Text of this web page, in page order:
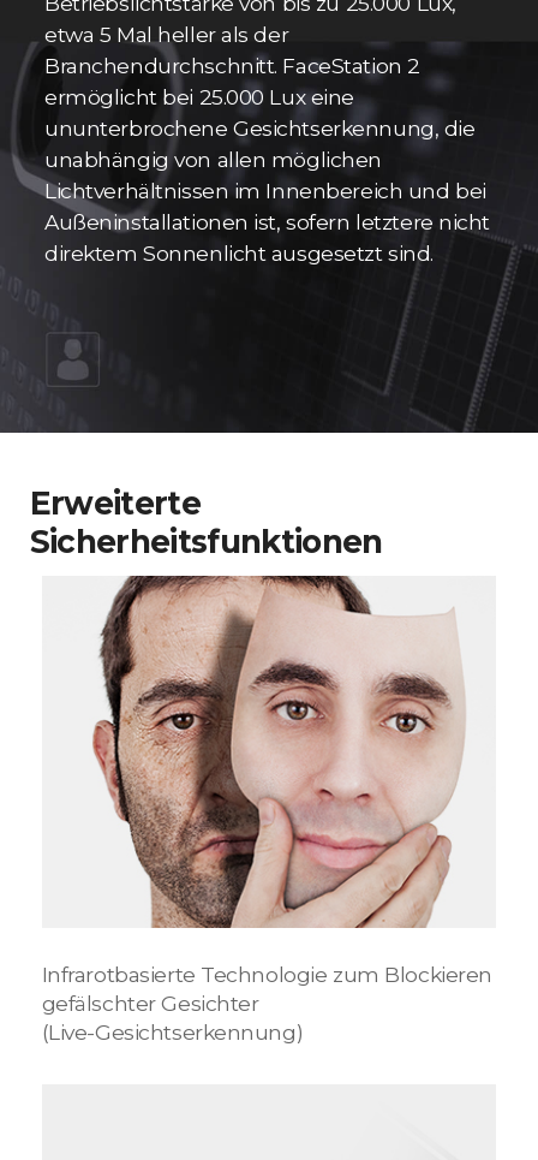
etwa 5 Mal heller als der
Branchendurchschnitt. FaceStation 2
ermöglicht bei 25.000 Lux eine
ununterbrochene Gesichtserkennung, die
unabhängig von allen möglichen
Lichtverhältnissen im Innenbereich und bei
Außeninstallationen ist, sofern letztere nicht
direktem Sonnenlicht ausgesetzt sind.
Erweiterte
Sicherheitsfunktionen
Infrarotbasierte Technologie zum Blockieren
gefälschter Gesichter
(Live-Gesichtserkennung)